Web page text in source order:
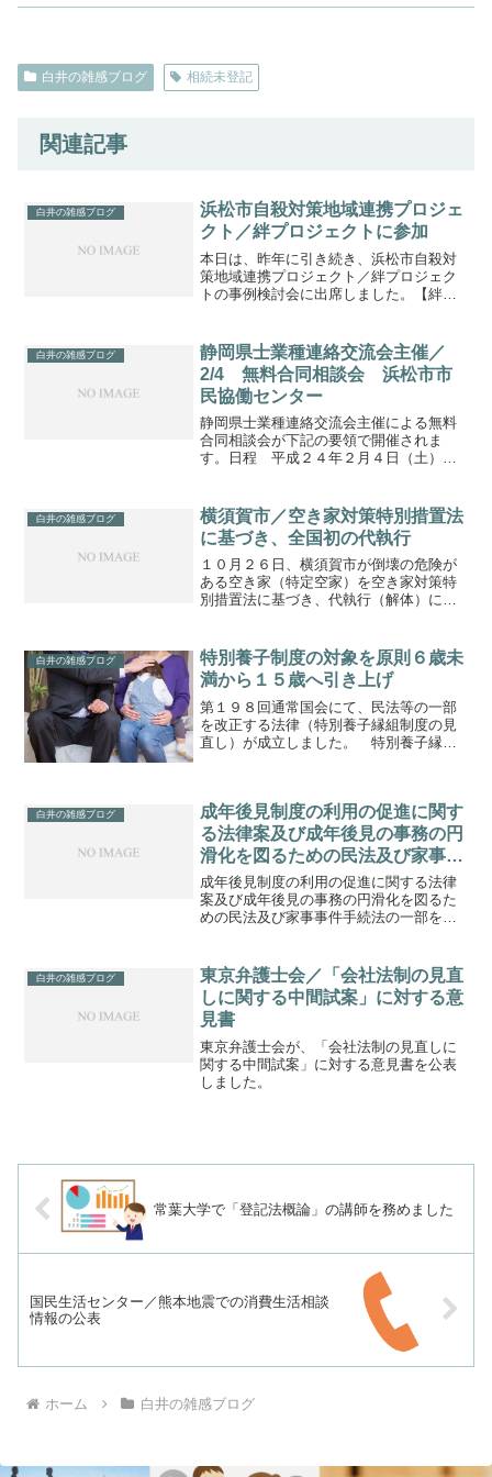
白井の雑感ブログ 相続未登記
関連記事
白井の雑感ブログ
浜松市自殺対策地域連携プロジェ
クト／絆プロジェクトに参加
本日は、昨年に引き続き、浜松市自殺対
策地域連携プロジェクト／絆プロジェク
トの事例検討会に出席しました。【絆プ
る。こうした問題を抱える自殺のハイリ
スク者と接する機会の多い...
白井の雑感ブログ
静岡県士業種連絡交流会主催／
2/4 無料合同相談会 浜松市市
民協働センター
静岡県士業種連絡交流会主催による無料
合同相談会が下記の要領で開催されま
す。日程 平成２４年２月４日（土）午
士業種連絡交流会は、静岡県弁護士会、
静岡県司法書士会、（社）静...
白井の雑感ブログ
横須賀市／空き家対策特別措置法
に基づき、全国初の代執行
１０月２６日、横須賀市が倒壊の危険が
ある空き家（特定空家）を空き家対策特
別措置法に基づき、代執行（解体）に着
約１５０万円は横須賀市が負担。対象建
物は木造平家建 約６０㎡...
白井の雑感ブログ
特別養子制度の対象を原則６歳未
満から１５歳へ引き上げ
第１９８回通常国会にて、民法等の一部
を改正する法律（特別養子縁組制度の見
直し）が成立しました。 特別養子縁組
関係を結ぶ制度で１９８７...
白井の雑感ブログ
成年後見制度の利用の促進に関す
る法律案及び成年後見の事務の円
滑化を図るための民法及び家事事
件手続法の一部を改正する法律案
成年後見制度の利用の促進に関する法律
案及び成年後見の事務の円滑化を図るた
めの民法及び家事事件手続法の一部を改
事務の円滑化を図るための民法及び家事
事件手続法の一部を改正す...
白井の雑感ブログ
東京弁護士会／「会社法制の見直
しに関する中間試案」に対する意
見書
東京弁護士会が、「会社法制の見直しに
関する中間試案」に対する意見書を公表
しました。
常葉大学で「登記法概論」の講師を務めました
国民生活センター／熊本地震での消費生活相談
情報の公表
ホーム 白井の雑感ブログ